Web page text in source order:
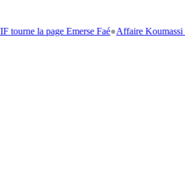
page Emerse Faé●Affaire Koumassi